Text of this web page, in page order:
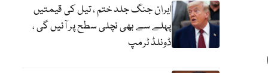
ایران جنگ جلد ختم ، تیل کی قیمتیں
پہلے سے بھی نچلی سطح پر آئیں گی ،
ڈونلڈ ٹرمپ